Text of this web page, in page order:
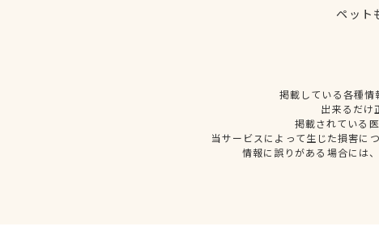
ペット
掲載している各種
出来るだけ
掲載されている
当サービスによって生じた損害に
情報に誤りがある場合には